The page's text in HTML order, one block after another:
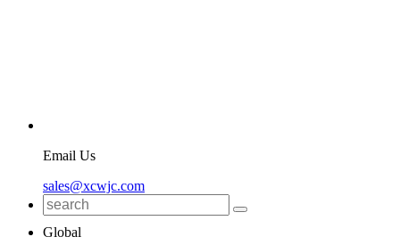
Email Us
sales@xcwjc.com
Global